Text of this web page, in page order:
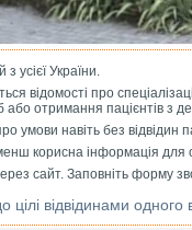
усієї України.
відомості про
або отримання пацієнтів з
навіть без відвідин
менш корисна інформація
сайт. Заповніть форму
відвідинами одного